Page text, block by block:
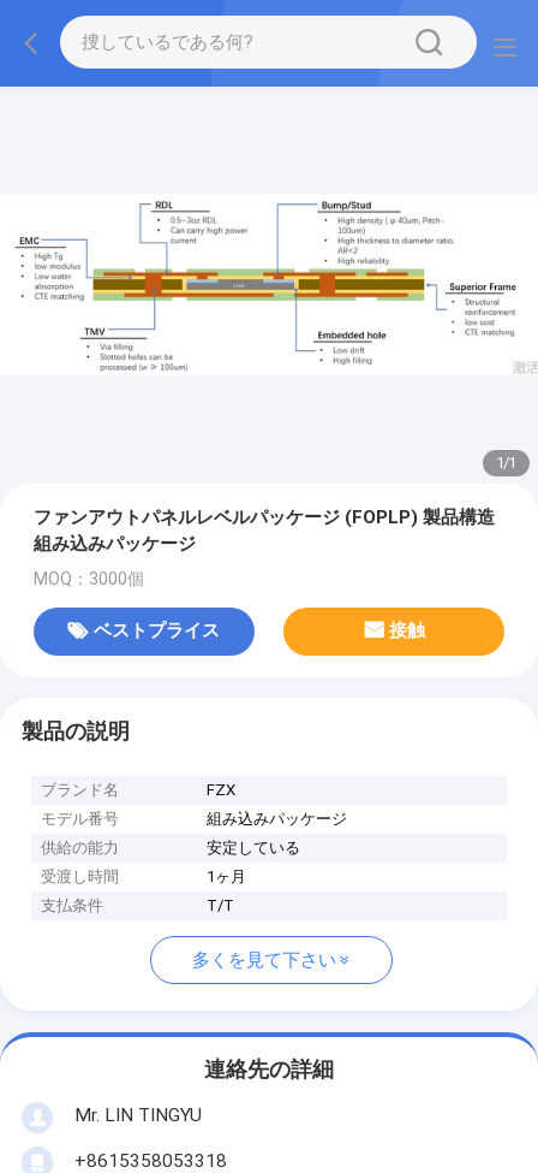
1/1
ファンアウトパネルレベルパッケージ (FOPLP) 製品構造
組み込みパッケージ
MOQ：3000個
ベストプライス 接触
製品の説明
ブランド名
FZX
モデル番号
組み込みパッケージ
供給の能力
安定している
受渡し時間
1ヶ月
支払条件
T/T
多くを見て下さい
連絡先の詳細
Mr. LIN TINGYU
+8615358053318